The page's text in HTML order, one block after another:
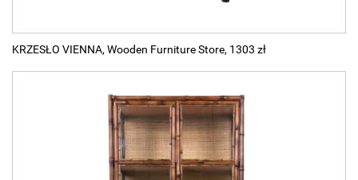
KRZESŁO VIENNA, Wooden Furniture Store, 1303 zł